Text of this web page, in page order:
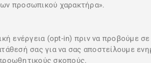
προσωπικού χαρακτήρα».
ενέργεια (opt-in) πριν να προβούμε σε
σας για να σας αποστείλουμε
σκοπούς.